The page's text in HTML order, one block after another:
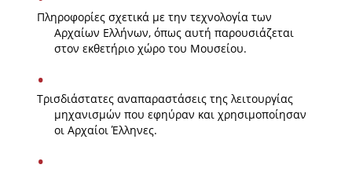
Access to EKT
Πληροφορίες σχετικά με την τεχνολογία των
Αρχαίων Ελλήνων, όπως αυτή παρουσιάζεται
στον εκθετήριο χώρο του Μουσείου.
Τρισδιάστατες αναπαραστάσεις της λειτουργίας
μηχανισμών που εφηύραν και χρησιμοποίησαν
οι Αρχαίοι Έλληνες.